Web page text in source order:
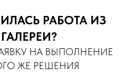
РАБОТА ИЗ
ГАЛЕРЕИ?
НА ВЫПОЛНЕНИЕ
ЖЕ РЕШЕНИЯ